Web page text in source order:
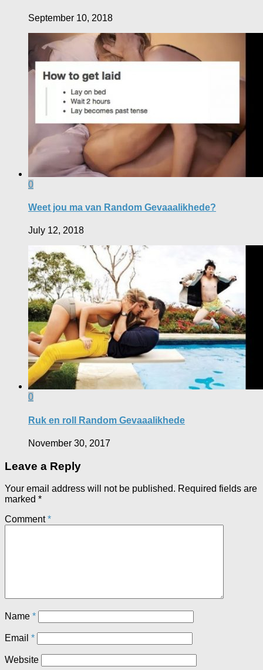
September 10, 2018
0
Weet jou ma van Random Gevaaalikhede?
July 12, 2018
0
Ruk en roll Random Gevaaalikhede
November 30, 2017
Leave a Reply
Your email address will not be published. Required fields are
marked *
Comment*
Name *
Email *
Website